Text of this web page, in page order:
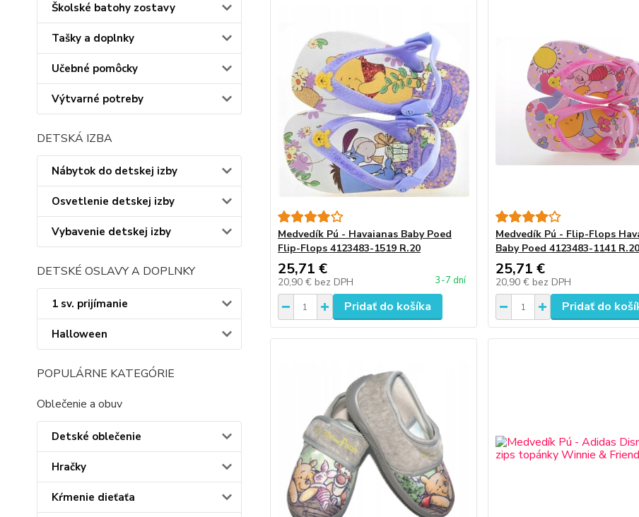
Školské batohy zostavy
Tašky a doplnky
Učebné pomôcky
Výtvarné potreby
DETSKÁ IZBA
Nábytok do detskej izby
Osvetlenie detskej izby
Vybavenie detskej izby
DETSKÉ OSLAVY A DOPLNKY
1 sv. prijímanie
Halloween
POPULÁRNE KATEGÓRIE
Oblečenie a obuv
Detské oblečenie
Hračky
Kŕmenie dieťaťa
Medvedík Pú - Havaianas Baby Poed
Flip-Flops 4123483-1519 R.20
25,71 €
20,90 € bez DPH 3-7 dní
Pridať do košíka
Medvedík Pú - Flip-Flops
Baby Poed 4123483-1141 R.20
25,71 €
20,90 € bez DPH
Pridať do